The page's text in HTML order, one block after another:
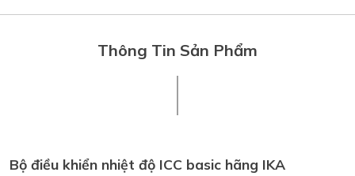
Thông Tin Sản Phẩm
Bộ điều khiển nhiệt độ ICC basic hãng IKA